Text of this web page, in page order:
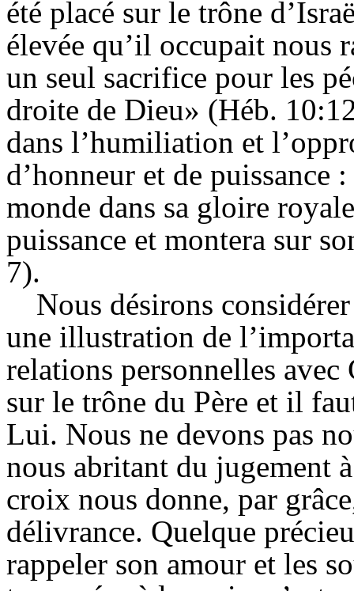
été placé sur le trône
élevée qu’il occupait nous
un seul sacrifice pour les
droite de Dieu» (Héb.
dans l’humiliation et
d’honneur et de puissance
monde dans sa gloire
puissance et montera sur
7).
Nous désirons
une illustration de
relations personnelles
sur le trône du Père et il
Lui. Nous ne devons pas
nous abritant du jugement
croix nous donne, par
délivrance. Quelque
rappeler son amour et les